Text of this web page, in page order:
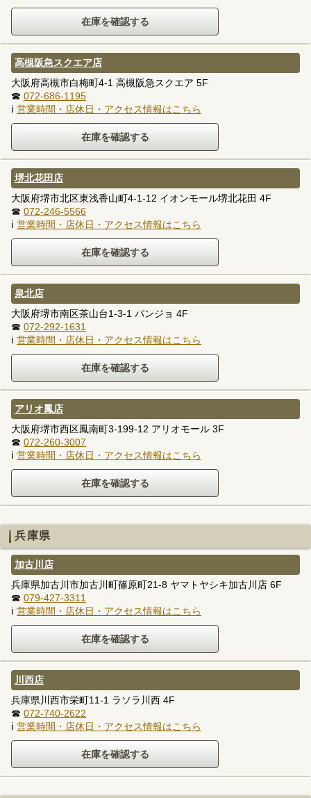
高槻阪急スクエア店
大阪府高槻市白梅町4-1 高槻阪急スクエア 5F
☎ 072-686-1195
ℹ 営業時間・店休日・アクセス情報はこちら
堺北花田店
大阪府堺市北区東浅香山町4-1-12 イオンモール堺北花田 4F
☎ 072-246-5566
ℹ 営業時間・店休日・アクセス情報はこちら
泉北店
大阪府堺市南区茶山台1-3-1 パンジョ 4F
☎ 072-292-1631
ℹ 営業時間・店休日・アクセス情報はこちら
アリオ鳳店
大阪府堺市西区鳳南町3-199-12 アリオモール 3F
☎ 072-260-3007
ℹ 営業時間・店休日・アクセス情報はこちら
兵庫県
加古川店
兵庫県加古川市加古川町篠原町21-8 ヤマトヤシキ加古川店 6F
☎ 079-427-3311
ℹ 営業時間・店休日・アクセス情報はこちら
川西店
兵庫県川西市栄町11-1 ラソラ川西 4F
☎ 072-740-2622
ℹ 営業時間・店休日・アクセス情報はこちら